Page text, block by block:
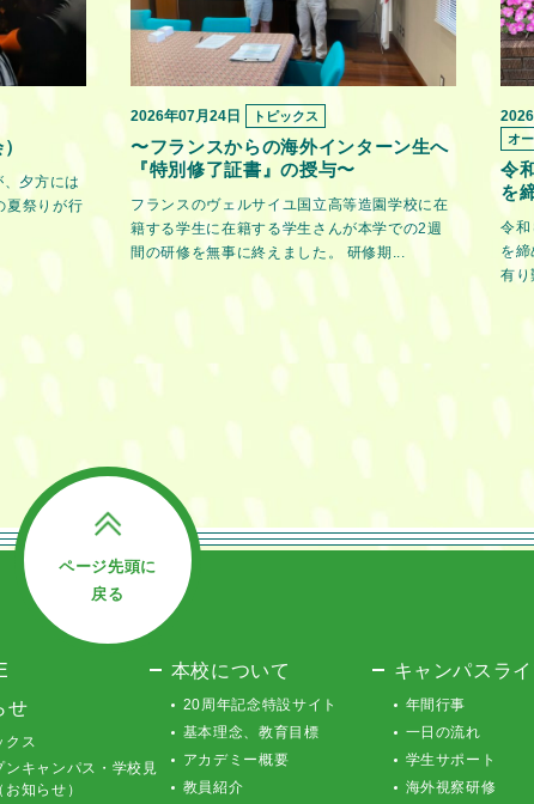
夕方には
夏祭りが行
2026年07月24日 トピックス
〜フランスからの海外インターン生へ
『特別修了証書』の授与〜
フランスのヴェルサイユ国立高等造園学校に在
籍する学生に在籍する学生さんが本学での2週
間の研修を無事に終えました。 研修期...
オ
令
を
令和
を締
有り
ページ先頭に
戻る
せ
クス
ンキャンパス・学校見
知らせ）
本校について
20周年記念特設サイト
基本理念、教育目標
アカデミー概要
教員紹介
キャンパスライ
年間行事
一日の流れ
学生サポート
海外視察研修